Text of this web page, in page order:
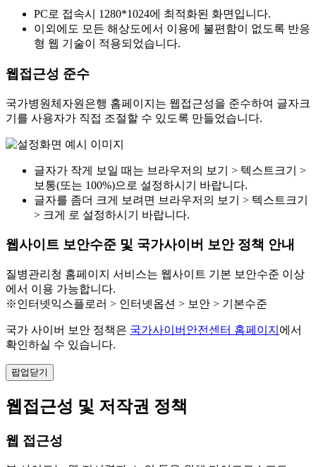
PC로 접속시 1280*1024에 최적화된 화면입니다.
이외에도 모든 해상도에서 이용에 불편함이 없도록 반응
형 웹 기술이 적용되었습니다.
웹접근성 준수
국가병원체자원은행 홈페이지는 웹접근성을 준수하여 글자크
기를 사용자가 직접 조절할 수 있도록 만들었습니다.
글자가 작게 보일 때는 브라우저의 보기 > 텍스트크기 >
보통(또는 100%)으로 설정하시기 바랍니다.
글자를 좀더 크게 보려면 브라우저의 보기 > 텍스트크기
> 크게 로 설정하시기 바랍니다.
웹사이트 보안수준 및 국가사이버 보안 정책 안내
질병관리청 홈페이지 서비스는 웹사이트 기본 보안수준 이상
에서 이용 가능합니다.
※인터넷익스플로러 > 인터넷옵션 > 보안 > 기본수준
국가 사이버 보안 정책은 국가사이버안전센터 홈페이지 에서
확인하실 수 있습니다.
팝업닫기
웹접근성 및 저작권 정책
웹 접근성